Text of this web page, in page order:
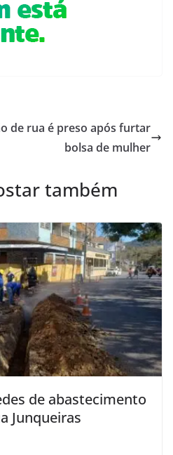
de rua é preso após furtar
bolsa de mulher
também
de abastecimento
Junqueiras